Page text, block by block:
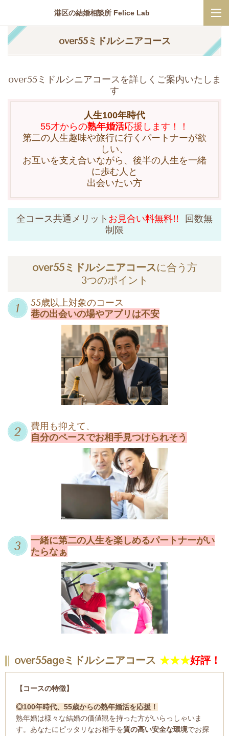
港区の結婚相談所 Felice Lab
over55ミドルシニアコース
over55ミドルシニアコースを詳しくご案内いたしま
す
人生100年時代
55才からの熟年婚活応援します！！
第二の人生趣味や旅行に行くパートナーが欲
しい、
お互いを支え合いながら、後半の人生を一緒
に歩む人と
出会いたい方
全コース共通メリット お見合い料無料!!
回数無
制限
over55ミドルシニアコースに合う方
3つのポイント
55歳以上対象のコース
巷の出会いの場やアプリは不安
費用も抑えて、
自分のペースでお相手見つけられそう
一緒に第二の人生を楽しめるパートナーがい
たらなぁ
over55ageミドルシニアコース ★★★好評！
【コースの特徴】
◎100年時代、55歳からの熟年婚活を応援！
熟年婚は様々な結婚の価値観を持った方がいらっしゃいま
す。あなたにピッタリなお相手を質の高い安全な環境でお探